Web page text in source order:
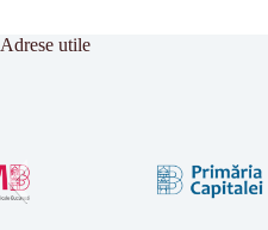
Adrese utile